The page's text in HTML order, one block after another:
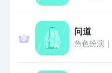
问道
角色扮演 |